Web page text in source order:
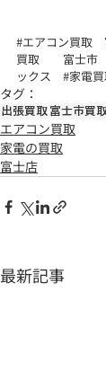
#エアコン買取
買取 富士市　
ックス
#家電
タグ：
出張買取 富士市買
エアコン買取
家電の買取
富士店
最新記事